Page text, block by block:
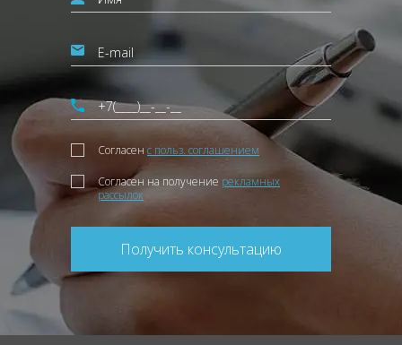
Согласен с польз. соглашением
Согласен на получение рекламных
рассылок
Получить консультацию